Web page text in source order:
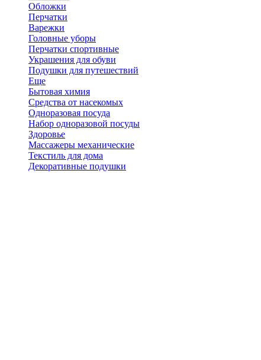
Обложки
Перчатки
Варежки
Головные уборы
Перчатки спортивные
Украшения для обуви
Подушки для путешествий
Еще
Бытовая химия
Средства от насекомых
Одноразовая посуда
Набор одноразовой посуды
Здоровье
Массажеры механические
Текстиль для дома
Декоративные подушки